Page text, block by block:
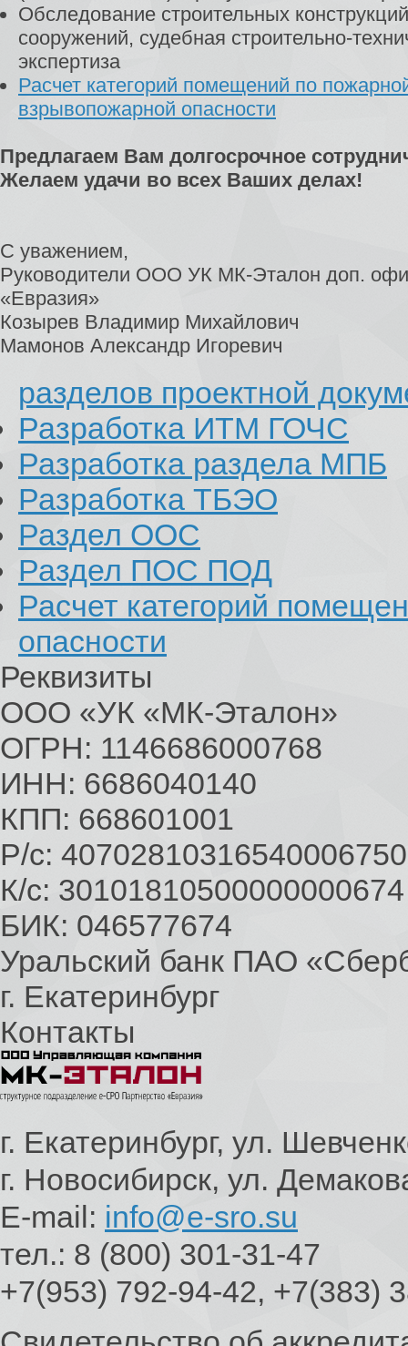
Обследование строительных
сооружений, судебная строительно-
экспертиза
Расчет категорий помещений по
взрывопожарной опасности
Предлагаем Вам долгосрочное
Желаем удачи во всех Ваших делах!
С уважением,
Руководители ООО УК МК-Эталон доп.
«Евразия»
Козырев Владимир Михайлович
Мамонов Александр Игоревич
разделов проектной
Разработка ИТМ ГОЧС
Разработка раздела МПБ
Разработка ТБЭО
Раздел ООС
Раздел ПОС ПОД
Расчет категорий
опасности
Реквизиты
ООО «УК «МК-Эталон»
ОГРН: 1146686000768
ИНН: 6686040140
КПП: 668601001
Р/с: 40702810316540006750
К/с: 30101810500000000674
БИК: 046577674
Уральский банк ПАО
г. Екатеринбург
Контакты
г. Екатеринбург, ул.
г. Новосибирск, ул.
E-mail: info@e-sro.su
тел.: 8 (800) 301-31-47
+7(953) 792-94-42, +7(383)